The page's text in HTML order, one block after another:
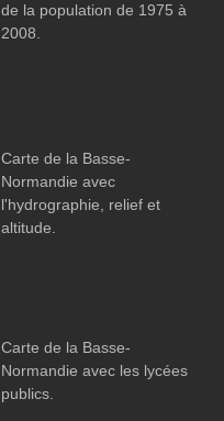
de la population de 1975 à
2008.
Carte de la Basse-
Normandie avec
l'hydrographie, relief et
altitude.
Carte de la Basse-
Normandie avec les lycées
publics.